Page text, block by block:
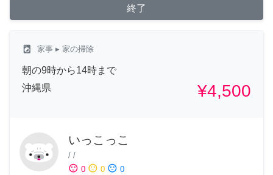
終了
local_laundry_service 家事 ▸ 家の掃除
朝の9時から14時まで
沖縄県
¥4,500
いっこっこ
/ /
sentiment_satisfied 0 sentiment_neutral 0 sentiment_dissatisfied 0